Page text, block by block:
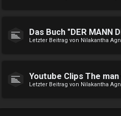
Das Buch "DER MANN
Letzter Beitrag von Nilakantha
Youtube Clips The
Letzter Beitrag von Nilakantha